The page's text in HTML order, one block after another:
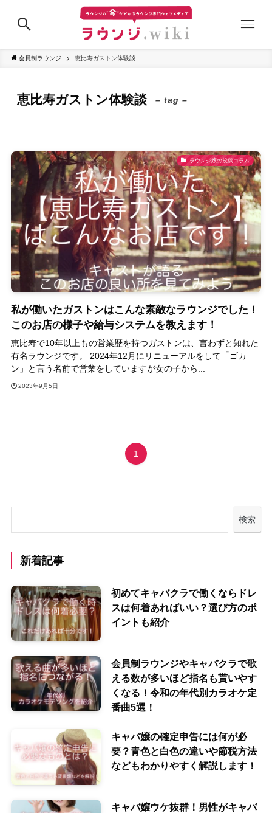
会員制ラウンジ 恵比寿ガストン体験談
恵比寿ガストン体験談 – tag –
ラウンジ嬢の投稿コラム
私が働いたガストンはこんな素敵なラウンジでした！
このお店の様子や給与システムを教えます！
恵比寿で10年以上もの営業歴を持つガストンは、言わずと知れた
有名ラウンジです。 2024年12月にリニューアルをして「ゴカ
ン」と言う名前で営業をしていますが女の子から...
2023年9月5日
1
検索
新着記事
初めてキャバクラで働くならドレ
スは何着あればいい？選び方のポ
イントも紹介
会員制ラウンジやキャバクラで歌
える数が多いほど指名も貰いやす
くなる！令和の年代別カラオケ定
番曲5選！
キャバ嬢の確定申告には何が必
要？青色と白色の違いや節税方法
などもわかりやすく解説します！
キャバ嬢ウケ抜群！男性がキャバ